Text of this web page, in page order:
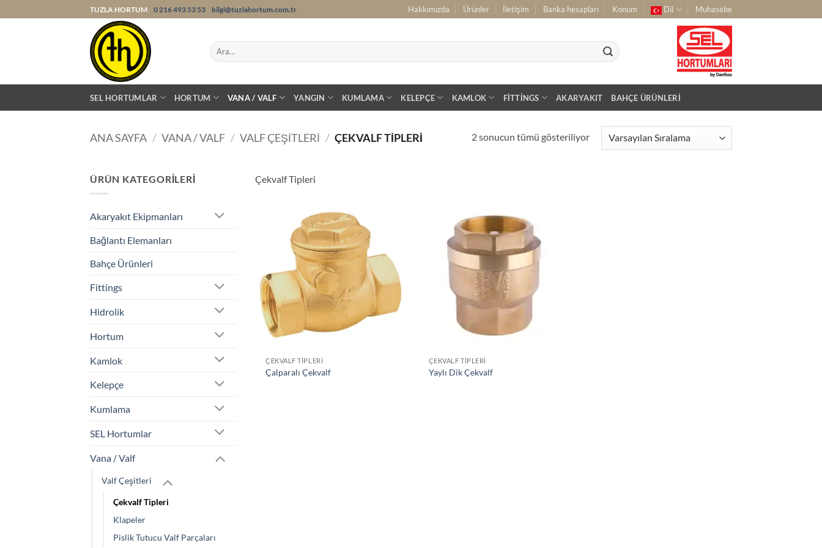
atla
TUZLA HORTUM 0 216 493 53 53 bilgi@tuzlahortum.com.tr Hakkımızda Ürünler İletişim Banka hesapları Konum Dil Muhasebe
Ara:
SEL HORTUMLAR HORTUM VANA / VALF YANGIN KUMLAMA KELEPÇE KAMLOK FITTINGS AKARYAKIT BAHÇE ÜRÜNLERI
ANA SAYFA / VANA / VALF / VALF ÇEŞITLERI / ÇEKVALF TIPLERI 2 sonucun tümü gösteriliyor
ÜRÜN KATEGORILERI
Akaryakıt Ekipmanları
Bağlantı Elemanları
Bahçe Ürünleri
Fittings
Hidrolik
Hortum
Kamlok
Kelepçe
Kumlama
SEL Hortumlar
Vana / Valf
Valf Çeşitleri
Çekvalf Tipleri
Klapeler
Pislik Tutucu Valf Parçaları
Çekvalf Tipleri
ÇEKVALF TIPLERI
Çalparalı Çekvalf
ÇEKVALF TIPLERI
Yaylı Dik Çekvalf